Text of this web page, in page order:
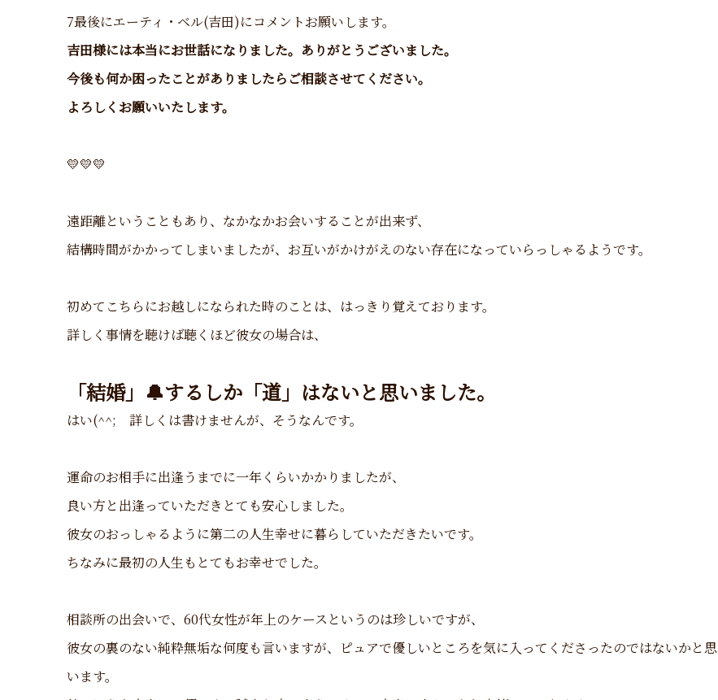
7最後にエーティ・ベル(吉田)にコメントお願いします。
吉田様には本当にお世話になりました。ありがとうございました。
今後も何か困ったことがありましたらご相談させてください。
よろしくお願いいたします。
💛💛💛
遠距離ということもあり、なかなかお会いすることが出来ず、
結構時間がかかってしまいましたが、お互いがかけがえのない存在になっていらっしゃるようです。
初めてこちらにお越しになられた時のことは、はっきり覚えております。
詳しく事情を聴けば聴くほど彼女の場合は、
「結婚」🔔するしか「道」はないと思いました。
はい(^^; 詳しくは書けませんが、そうなんです。
運命のお相手に出逢うまでに一年くらいかかりましたが、
良い方と出逢っていただきとても安心しました。
彼女のおっしゃるように第二の人生幸せに暮らしていただきたいです。
ちなみに最初の人生もとてもお幸せでした。
相談所の出会いで、60代女性が年上のケースというのは珍しいですが、
彼女の裏のない純粋無垢な何度も言いますが、ピュアで優しいところを気に入ってくださったのではないかと思
います。